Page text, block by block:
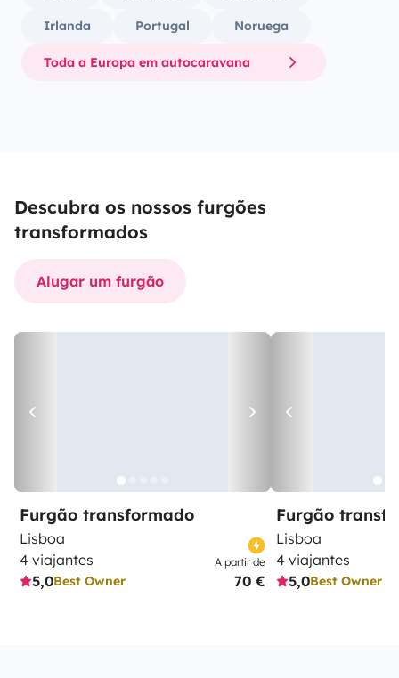
Irlanda Portugal Noruega
Toda a Europa em autocaravana
Descubra os nossos furgões
transformados
Alugar um furgão
Furgão transformado
Lisboa
4 viajantes
5,0Best Owner
A partir de
70 €
Furgão
Lisboa
4 viajantes
5,0Best Owner